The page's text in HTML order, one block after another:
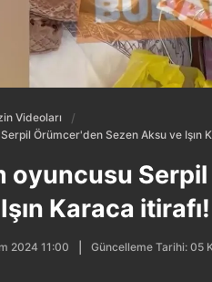
Videoları
Örümcer'den Sezen Aksu ve Işın
oyuncusu
Karaca itirafı!
2024 11:00 Güncelleme Tarihi: 05